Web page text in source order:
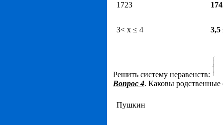
1723
3< х ≤ 4 3,5
Решить систему неравенств:
Вопрос 4. Каковы
Пушкин